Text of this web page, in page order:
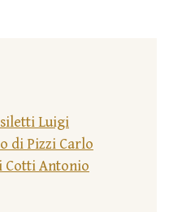
Luigi
di Pizzi Carlo
Cotti Antonio